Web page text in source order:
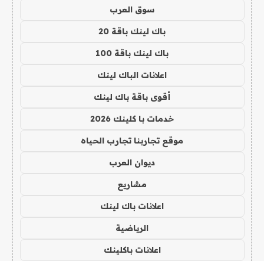
سوق العرب
باك لينك باقة 20
باك لينك باقة 100
اعلانات الباك لينك
أقوى باقة باك لينك
خدمات با كلينك 2026
موقع تجاربنا تجارب الحياه
ديوان العرب
مشاريع
اعلانات باك لينك
الرياضية
اعلانات باكلينك